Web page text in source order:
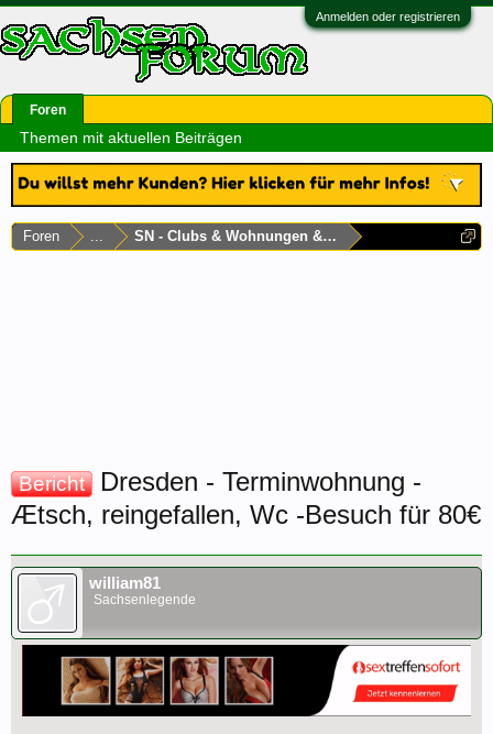
Anmelden oder registrieren
Foren ... SN - Clubs & Wohnungen & Laufhäuser
Bericht
Dresden - Terminwohnung -
Ætsch, reingefallen, Wc -Besuch für 80€
william81
Sachsenlegende
Foren
Themen mit aktuellen Beiträgen